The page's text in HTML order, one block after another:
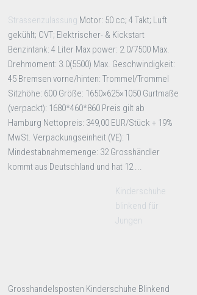
Strassenzulassung Motor: 50 cc; 4 Takt; Luft
gekühlt; CVT; Elektrischer- & Kickstart
Benzintank: 4 Liter Max power: 2.0/7500 Max.
Drehmoment: 3.0(5500) Max. Geschwindigkeit:
45 Bremsen vorne/hinten: Trommel/Trommel
Sitzhöhe: 600 Größe: 1650×625×1050 Gurtmaße
(verpackt): 1680*460*860 Preis gilt ab
Hamburg Nettopreis: 349,00 EUR/Stück + 19%
MwSt. Verpackungseinheit (VE): 1
Mindestabnahmemenge: 32 Grosshändler
kommt aus Deutschland und hat 12 ...
Kinderschuhe
blinkend für
Jungen
Grosshandelsposten Kinderschuhe Blinkend